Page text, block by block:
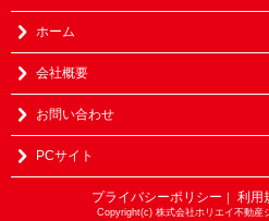
ホーム
会社概要
お問い合わせ
PCサイト
プライバシーポリシー ｜ 利用
Copyright(c) 株式会社ホリエイ不動産